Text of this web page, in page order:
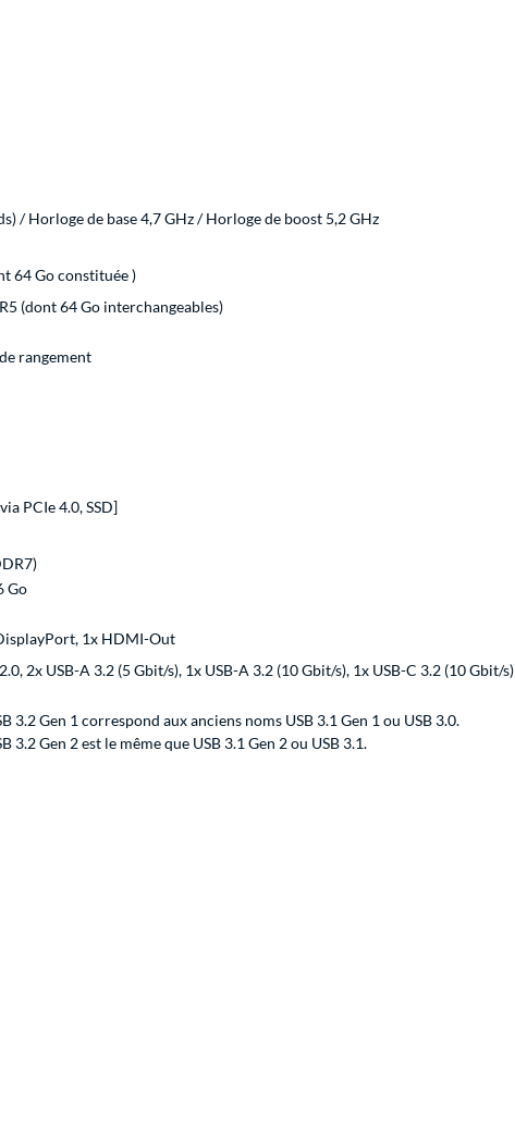
/ Horloge de base 4,7 GHz / Horloge de boost 5,2 GHz
64 Go constituée )
(dont 64 Go interchangeables)
rangement
PCIe 4.0, SSD]
Go
1x HDMI-Out
2x USB-A 3.2 (5 Gbit/s), 1x USB-A 3.2 (10 Gbit/s), 1x USB-C 3.2 (10 Gbit/s)
3.2 Gen 1 correspond aux anciens noms USB 3.1 Gen 1 ou USB 3.0.
3.2 Gen 2 est le même que USB 3.1 Gen 2 ou USB 3.1.